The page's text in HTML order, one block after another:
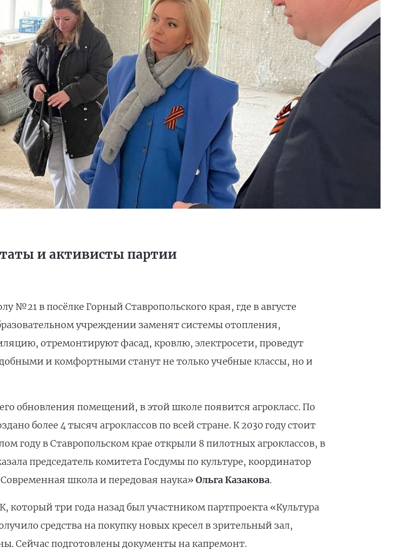
и активисты партии
№21 в посёлке Горный Ставропольского края, где в августе
учреждении заменят системы отопления,
отремонтируют фасад, кровлю, электросети, проведут
и комфортными станут не только учебные классы, но и
обновления помещений, в этой школе появится агрокласс. По
более 4 тысяч агроклассов по всей стране. К 2030 году стоит
году в Ставропольском крае открыли 8 пилотных агроклассов, в
председатель комитета Госдумы по культуре, координатор
школа и передовая наука» Ольга Казакова.
который три года назад был участником партпроекта «Культура
средства на покупку новых кресел в зрительный зал,
Сейчас подготовлены документы на капремонт.